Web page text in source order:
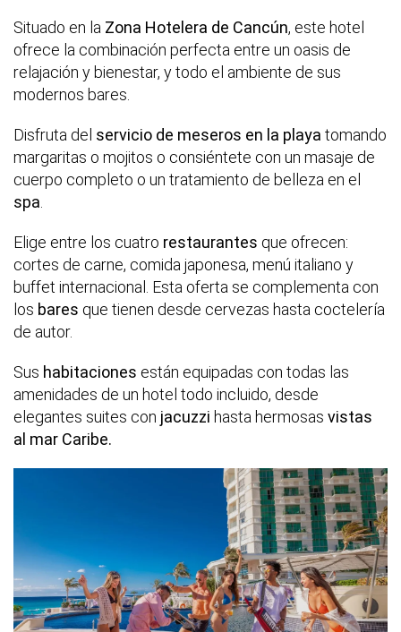
Situado en la Zona Hotelera de Cancún, este hotel
ofrece la combinación perfecta entre un oasis de
relajación y bienestar, y todo el ambiente de sus
modernos bares.
Disfruta del servicio de meseros en la playa tomando
margaritas o mojitos o consiéntete con un masaje de
cuerpo completo o un tratamiento de belleza en el
spa
Elige entre los cuatro restaurantes que ofrecen:
cortes de carne, comida japonesa, menú italiano y
buffet internacional. Esta oferta se complementa con
los bares que tienen desde cervezas hasta coctelería
de autor.
Sus habitaciones están equipadas con todas las
amenidades de un hotel todo incluido, desde
elegantes suites con jacuzzi hasta hermosas vistas
al mar Caribe.